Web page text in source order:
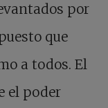
por
que
a todos. El
el poder